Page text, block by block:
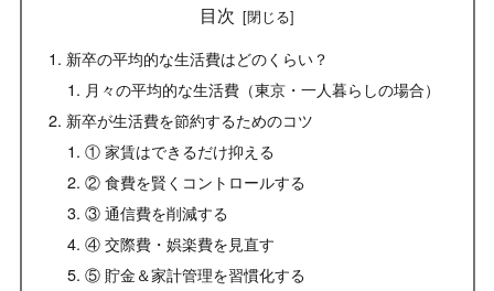
目次
新卒の平均的な生活費はどのくらい？
月々の平均的な生活費（東京・一人暮らしの場合）
新卒が生活費を節約するためのコツ
① 家賃はできるだけ抑える
② 食費を賢くコントロールする
③ 通信費を削減する
④ 交際費・娯楽費を見直す
⑤ 貯金＆家計管理を習慣化する